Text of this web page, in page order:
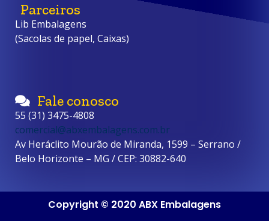
Parceiros
Lib Embalagens
(Sacolas de papel, Caixas)
Fale conosco
55 (31) 3475-4808
comercial@abxembalagens.com.br
Av Heráclito Mourão de Miranda, 1599 – Serrano /
Belo Horizonte – MG / CEP: 30882-640
Copyright © 2020 ABX Embalagens